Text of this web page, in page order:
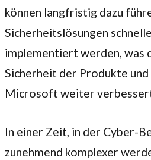
können langfristig dazu
Sicherheitslösungen
implementiert werden, was
Sicherheit der Produkte
Microsoft weiter
In einer Zeit, in der Cyber-
zunehmend komplexer